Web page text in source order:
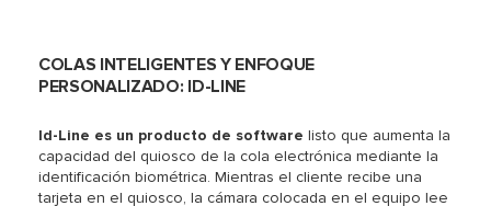
COLAS INTELIGENTES Y ENFOQUE
PERSONALIZADO: ID-LINE
Id-Line es un producto de software listo que aumenta la
capacidad del quiosco de la cola electrónica mediante la
identificación biométrica. Mientras el cliente recibe una
tarjeta en el quiosco, la cámara colocada en el equipo lee